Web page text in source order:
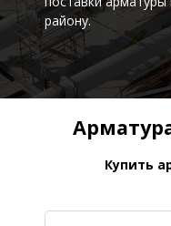
району.
Купить